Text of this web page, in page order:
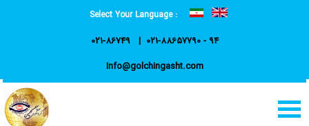
Select Your Language :
021-88657790 - 94
021-86749
Info@golchingasht.com